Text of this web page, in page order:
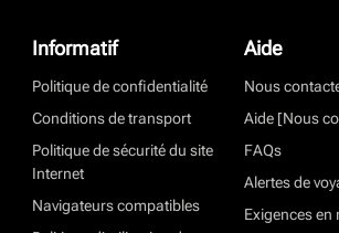
Informatif
Politique de confidentialité
Conditions de transport
Politique de sécurité du site
Internet
Navigateurs compatibles
Aide
Nous
Aide [Nous
FAQs
Alertes de
Exigences en